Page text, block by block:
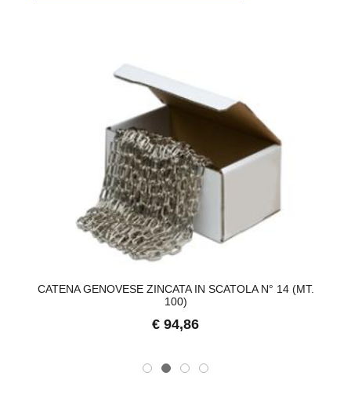
CATENA GENOVESE ZINCATA IN SCATOLA N° 14 (MT.
100)
€ 94,86